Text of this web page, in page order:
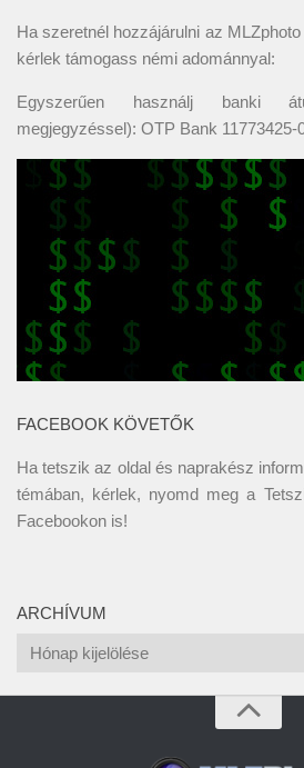
Ha szeretnél hozzájárulni az
kérlek támogass némi adománnyal:
Egyszerűen használj banki
megjegyzéssel): OTP Bank 11773425-
FACEBOOK KÖVETŐK
Ha tetszik az oldal és naprakész
témában, kérlek, nyomd meg a
Facebookon is!
ARCHÍVUM
Archívum